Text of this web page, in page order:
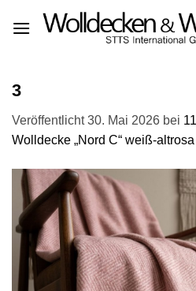
Inhalt
3
Veröffentlicht30. Mai 2026 bei
Wolldecke „Nord C“ weiß-altrosa